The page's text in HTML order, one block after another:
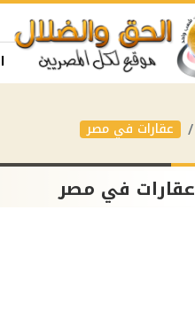
عقارات في مصر
عقارات في مصر